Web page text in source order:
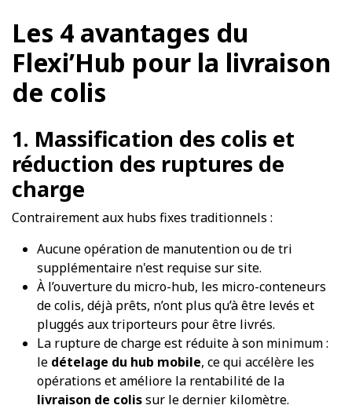
Les 4 avantages du
Flexi’Hub pour la livraison
de colis
1. Massification des colis et
réduction des ruptures de
charge
Contrairement aux hubs fixes traditionnels :
Aucune opération de manutention ou de tri
supplémentaire n'est requise sur site.
À l’ouverture du micro-hub, les micro-conteneurs
de colis, déjà prêts, n’ont plus qu’à être levés et
pluggés aux triporteurs pour être livrés.
La rupture de charge est réduite à son minimum :
le dételage du hub mobile, ce qui accélère les
opérations et améliore la rentabilité de la
livraison de colissur le dernier kilomètre.